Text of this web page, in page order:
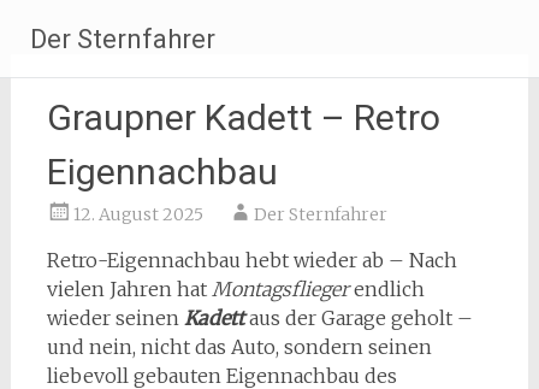
Inhalt
springen
Der Sternfahrer
Graupner Kadett – Retro
Eigennachbau
12. August 2025 Der Sternfahrer
Retro-Eigennachbau hebt wieder ab – Nach
vielen Jahren hat Montagsfliegerendlich
wieder seinen Kadettaus der Garage geholt –
und nein, nicht das Auto, sondern seinen
liebevoll gebauten Eigennachbau des